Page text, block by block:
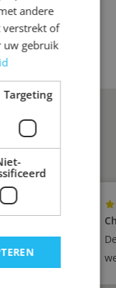
iets willen
u bij ons
andere
verstrekt of
uw gebruik
Targeting